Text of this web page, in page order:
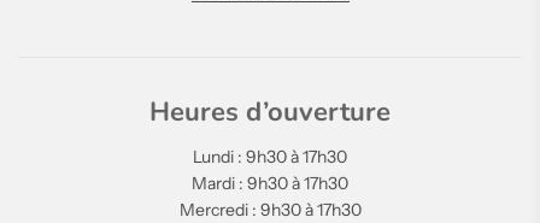
Heures d’ouverture
Lundi : 9h30 à 17h30
Mardi : 9h30 à 17h30
Mercredi : 9h30 à 17h30